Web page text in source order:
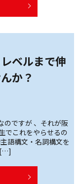
ベルまで伸
か？
のですが 、それが阪
でこれをやらせるの
語構文・名詞構文を
[…]